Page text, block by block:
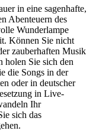
in eine sagenhafte,
Abenteuern des
Wunderlampe
Können Sie nicht
zauberhaften Musik
Sie sich den
die Songs in der
oder in deutscher
in Live-
Ihr
sich das